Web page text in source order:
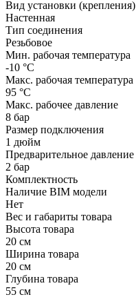
Вид установки (крепления)
Настенная
Тип соединения
Резьбовое
Мин. рабочая температура
-10 °С
Макс. рабочая температура
95 °С
Макс. рабочее давление
8 бар
Размер подключения
1 дюйм
Предварительное давление
2 бар
Комплектность
Наличие BIM модели
Нет
Вес и габариты товара
Высота товара
20 см
Ширина товара
20 см
Глубина товара
55 см